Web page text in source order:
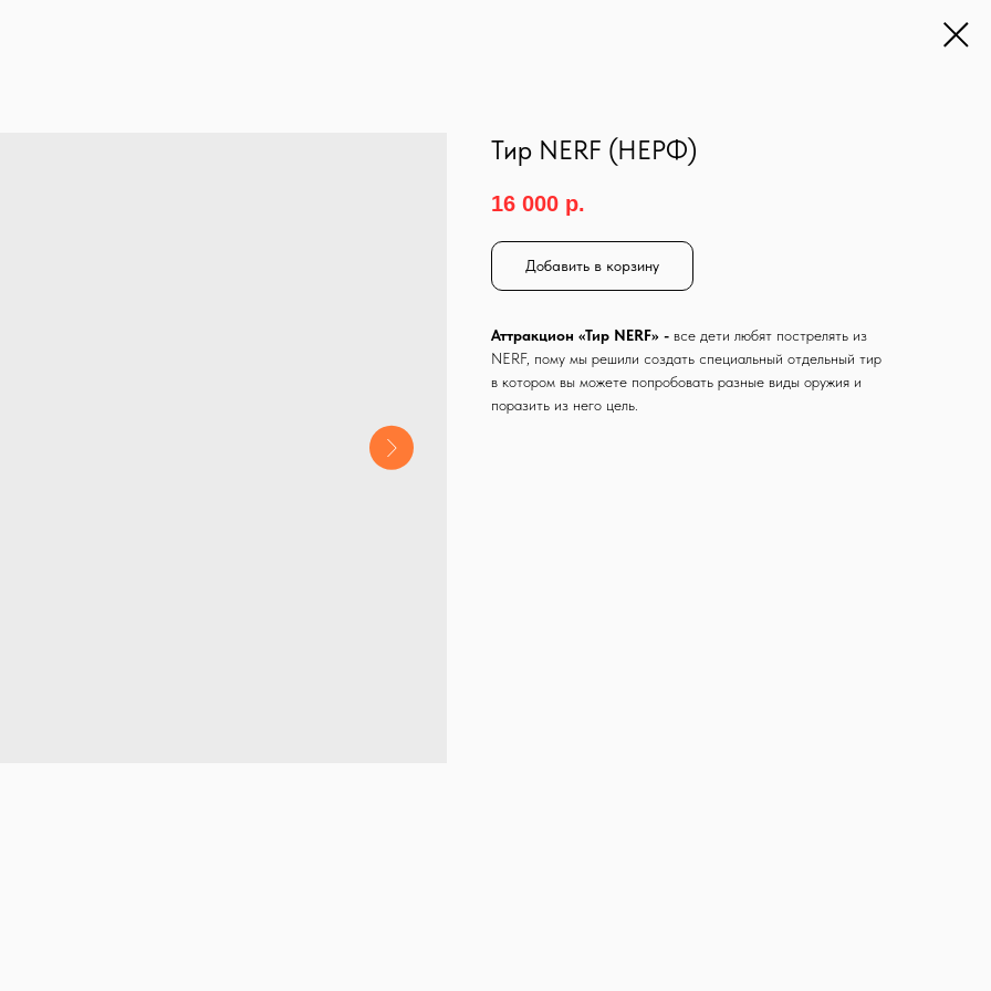
Тир NERF (НЕРФ)
16 000 р.
Добавить в корзину
Аттракцион «Тир NERF» - все дети любят пострелять из
NERF, пому мы решили создать специальный отдельный тир
в котором вы можете попробовать разные виды оружия и
поразить из него цель.